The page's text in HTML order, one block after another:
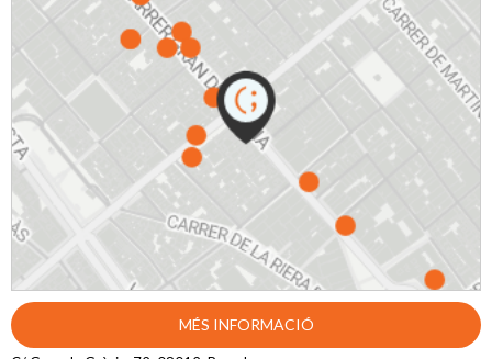
MÉS INFORMACIÓ